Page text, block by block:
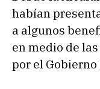
habían
a algunos
en medio de
por el Gobierno